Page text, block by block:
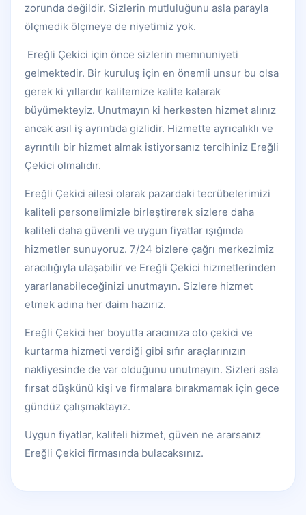
zorunda değildir. Sizlerin mutluluğunu asla parayla
ölçmedik ölçmeye de niyetimiz yok.
Ereğli Çekici için önce sizlerin memnuniyeti
gelmektedir. Bir kuruluş için en önemli unsur bu olsa
gerek ki yıllardır kalitemize kalite katarak
büyümekteyiz. Unutmayın ki herkesten hizmet alınız
ancak asıl iş ayrıntıda gizlidir. Hizmette ayrıcalıklı ve
ayrıntılı bir hizmet almak istiyorsanız tercihiniz Ereğli
Çekici olmalıdır.
Ereğli Çekici ailesi olarak pazardaki tecrübelerimizi
kaliteli personelimizle birleştirerek sizlere daha
kaliteli daha güvenli ve uygun fiyatlar ışığında
hizmetler sunuyoruz. 7/24 bizlere çağrı merkezimiz
aracılığıyla ulaşabilir ve Ereğli Çekici hizmetlerinden
yararlanabileceğinizi unutmayın. Sizlere hizmet
etmek adına her daim hazırız.
Ereğli Çekici her boyutta aracınıza oto çekici ve
kurtarma hizmeti verdiği gibi sıfır araçlarınızın
nakliyesinde de var olduğunu unutmayın. Sizleri asla
fırsat düşkünü kişi ve firmalara bırakmamak için gece
gündüz çalışmaktayız.
Uygun fiyatlar, kaliteli hizmet, güven ne ararsanız
Ereğli Çekici firmasında bulacaksınız.